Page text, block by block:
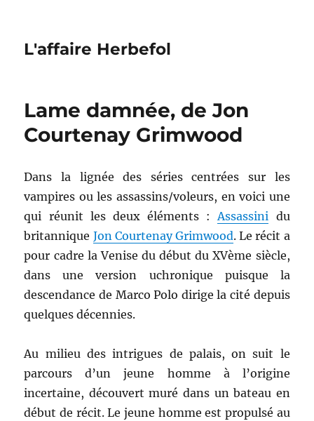
L'affaire Herbefol
Lame damnée, de Jon
Courtenay Grimwood
Dans la lignée des séries centrées sur les
vampires ou les assassins/voleurs, en voici une
qui réunit les deux éléments :Assassini du
britannique Jon Courtenay Grimwood. Le récit a
pour cadre la Venise du début du XVème siècle,
dans une version uchronique puisque la
descendance de Marco Polo dirige la cité depuis
quelques décennies.
Au milieu des intrigues de palais, on suit le
parcours d’un jeune homme à l’origine
incertaine, découvert muré dans un bateau en
début de récit. Le jeune homme est propulsé au